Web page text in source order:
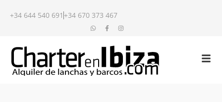
+34 644 540 691 +34 670 373 467